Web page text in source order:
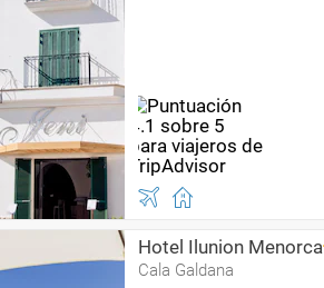
Hotel Ilunion Menorca
Cala Galdana